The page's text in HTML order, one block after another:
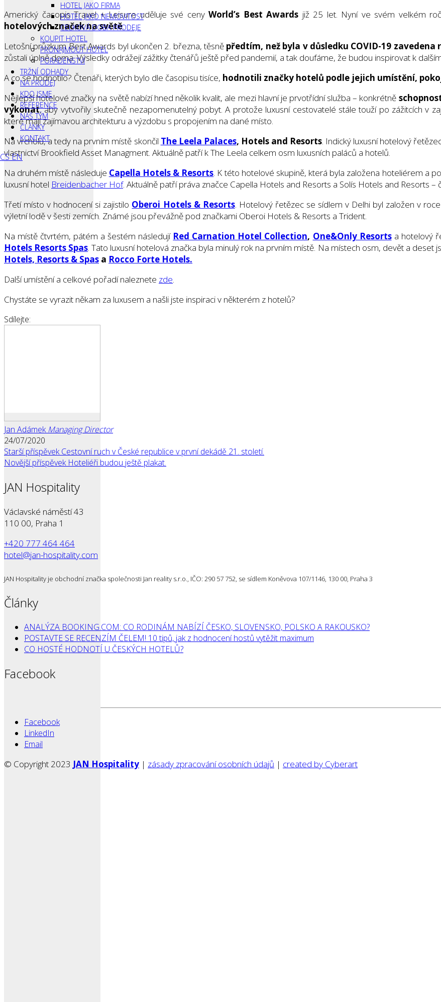
HOTEL JAKO FIRMA
HOTEL JAKO NEMOVITOST
CELKOVÁ DOBA PRODEJE
KOUPIT HOTEL
PRONAJMOUT HOTEL
PORADENSTVÍ
TRŽNÍ ODHADY
NA PRODEJ
KDO JSME
REFERENCE
NÁŠ TÝM
ČLÁNKY
KONTAKT
CS EN
Americký časopis Travel + Leisure uděluje své cenyWorld’s Best Awards již 25 let. Nyní ve svém velkém
hotelových značek na světě.
Letošní průzkum Best Awards byl ukončen 2. března, těsně předtím, než byla v důsledku COVID-19
zůstali úplně doma. Výsledky odrážejí zážitky čtenářů ještě před pandemií, a tak doufáme, že budou inspirovat k
A co se hodnotilo? Čtenáři, kterých bylo dle časopisu tisíce, hodnotili značky hotelů podle jejich umístění,
Nejlepší hotelové značky na světě nabízí hned několik kvalit, ale mezi hlavní je prvotřídní služba – konkrétně
vykonat, aby vytvořily skutečně nezapomenutelný pobyt. A protože luxusní cestovatelé stále touží po zážitcích v
které mají zajímavou architekturu a výzdobu s propojením na dané místo.
Na vrcholu, a tedy na prvním místě skončil The Leela Palaces, Hotels and Resorts. Indický luxusní hotelový
vlastnictví Brookfield Asset Managment. Aktuálně patří k The Leela celkem osm luxusních paláců a hotelů.
Na druhém místě následuje Capella Hotels & Resorts. K této hotelové skupině, která byla založena hoteliérem a
luxusní hotel Breidenbacher Hof. Aktuálně patří práva značce Capella Hotels and Resorts a Solís Hotels and Resorts
Třetí místo v hodnocení si zajistilo Oberoi Hotels & Resorts. Hotelový řetězec se sídlem v Delhi byl založen v
výletní lodě v šesti zemích. Známé jsou převážně pod značkami Oberoi Hotels & Resorts a Trident.
Na místě čtvrtém, pátém a šestém následují Red Carnation Hotel Collection, One&Only Resortsa hotelový
Hotels Resorts Spas. Tato luxusní hotelová značka byla minulý rok na prvním místě. Na místech osm, devět a deset
Hotels, Resorts & Spas a Rocco Forte Hotels.
Další umístění a celkové pořadí naleznete zde.
Chystáte se vyrazit někam za luxusem a našli jste inspiraci v některém z hotelů?
Sdílejte:
Jan Adámek Managing Director
24/07/2020
Starší příspěvekCestovní ruch v České republice v první dekádě 21. století.
Novější příspěvek Hoteliéři budou ještě plakat.
JAN Hospitality
Václavské náměstí 43
110 00, Praha 1
+420 777 464 464
hotel@jan-hospitality.com
JAN Hospitality je obchodní značka společnosti Jan reality s.r.o., IČO: 290 57 752, se sídlem Koněvova 107/1146, 130 00, Praha 3
Články
ANALÝZA BOOKING.COM: CO RODINÁM NABÍZÍ ČESKO, SLOVENSKO, POLSKO A RAKOUSKO?
POSTAVTE SE RECENZÍM ČELEM! 10 tipů, jak z hodnocení hostů vytěžit maximum
CO HOSTÉ HODNOTÍ U ČESKÝCH HOTELŮ?
Facebook
Facebook
LinkedIn
Email
© Copyright 2023 JAN Hospitality | zásady zpracování osobních údajů | created by Cyberart